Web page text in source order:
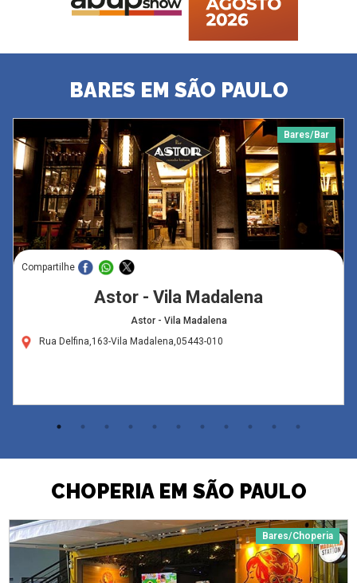
BARES EM SÃO PAULO
Bares/Bar
Compartilhe
Astor - Vila Madalena
Astor - Vila Madalena
Rua Delfina,163-Vila Madalena,05443-010
CHOPERIA EM SÃO PAULO
Bares/Choperia